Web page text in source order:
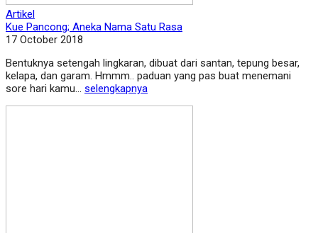
Artikel
Kue Pancong; Aneka Nama Satu Rasa
17 October 2018
Bentuknya setengah lingkaran, dibuat dari santan, tepung besar,
kelapa, dan garam. Hmmm.. paduan yang pas buat menemani
sore hari kamu... selengkapnya